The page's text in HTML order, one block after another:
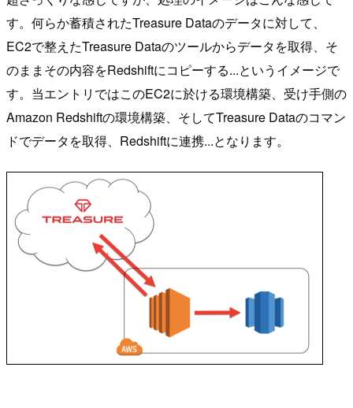
す。何らか蓄積されたTreasure Dataのデータに対して、
EC2で整えたTreasure Dataのツールからデータを取得、そ
のままその内容をRedshiftにコピーする...というイメージで
す。当エントリではこのEC2に於ける環境構築、受け手側の
Amazon Redshiftの環境構築、そしてTreasure Dataのコマン
ドでデータを取得、Redshiftに連携...となります。